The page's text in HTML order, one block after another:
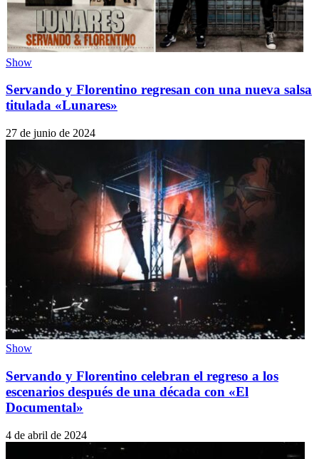
Show
Servando y Florentino regresan con una nueva salsa
titulada «Lunares»
27 de junio de 2024
Show
Servando y Florentino celebran el regreso a los
escenarios después de una década con «El
Documental»
4 de abril de 2024